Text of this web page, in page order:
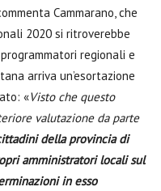
Cammarano, che
2020 si ritroverebbe
regionali e
arriva un’esortazione
«Visto che questo
valutazione da parte
della provincia di
amministratori locali sul
in esso